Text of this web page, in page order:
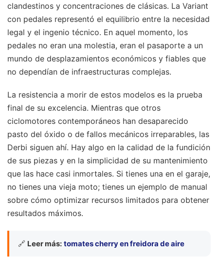
clandestinos y concentraciones de clásicas. La Variant
con pedales representó el equilibrio entre la necesidad
legal y el ingenio técnico. En aquel momento, los
pedales no eran una molestia, eran el pasaporte a un
mundo de desplazamientos económicos y fiables que
no dependían de infraestructuras complejas.
La resistencia a morir de estos modelos es la prueba
final de su excelencia. Mientras que otros
ciclomotores contemporáneos han desaparecido
pasto del óxido o de fallos mecánicos irreparables, las
Derbi siguen ahí. Hay algo en la calidad de la fundición
de sus piezas y en la simplicidad de su mantenimiento
que las hace casi inmortales. Si tienes una en el garaje,
no tienes una vieja moto; tienes un ejemplo de manual
sobre cómo optimizar recursos limitados para obtener
resultados máximos.
🔗 Leer más: tomates cherry en freidora de aire